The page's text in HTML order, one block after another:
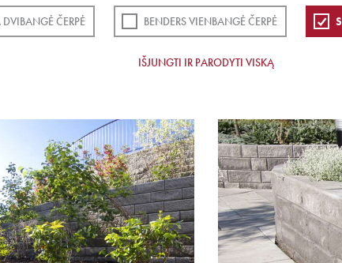
ČERPĖ BENDERS VIENBANGĖ ČERPĖ
IŠJUNGTI IR PARODYTI VISKĄ